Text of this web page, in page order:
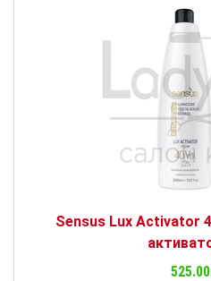
Sensus Lux Activator